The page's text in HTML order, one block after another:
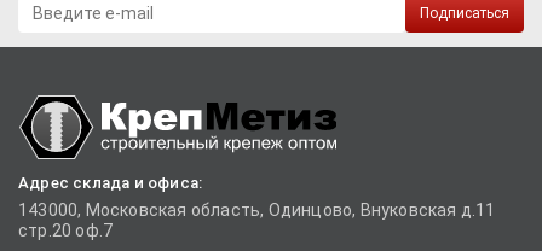
Подписаться
Адрес склада и офиса:
143000, Московская область, Одинцово, Внуковская д.11
стр.20 оф.7